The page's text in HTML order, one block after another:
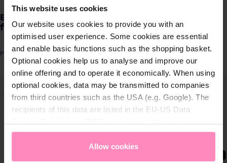
This website uses cookies
Our website uses cookies to provide you with an
optimised user experience. Some cookies are essential
and enable basic functions such as the shopping basket.
Optional cookies help us to analyse and improve our
online offering and to operate it economically. When using
optional cookies, data may be transmitted to companies
from third countries such as the USA (e.g. Google). The
recipients of this data are listed in the EU-US Data
appropriate level of data protection. You canaccept all
only allow necessary cookies
access and change your chosen setting at any time in
Allow cookies
Produkte für
Zuhause
Lösungen für
Geschäftskunden
Kundenservice
BWT im Sport
Ecosoft advanced set of replacement filters
for 3-stage water filters
Produktnummer: CRV3ECO
überspringen